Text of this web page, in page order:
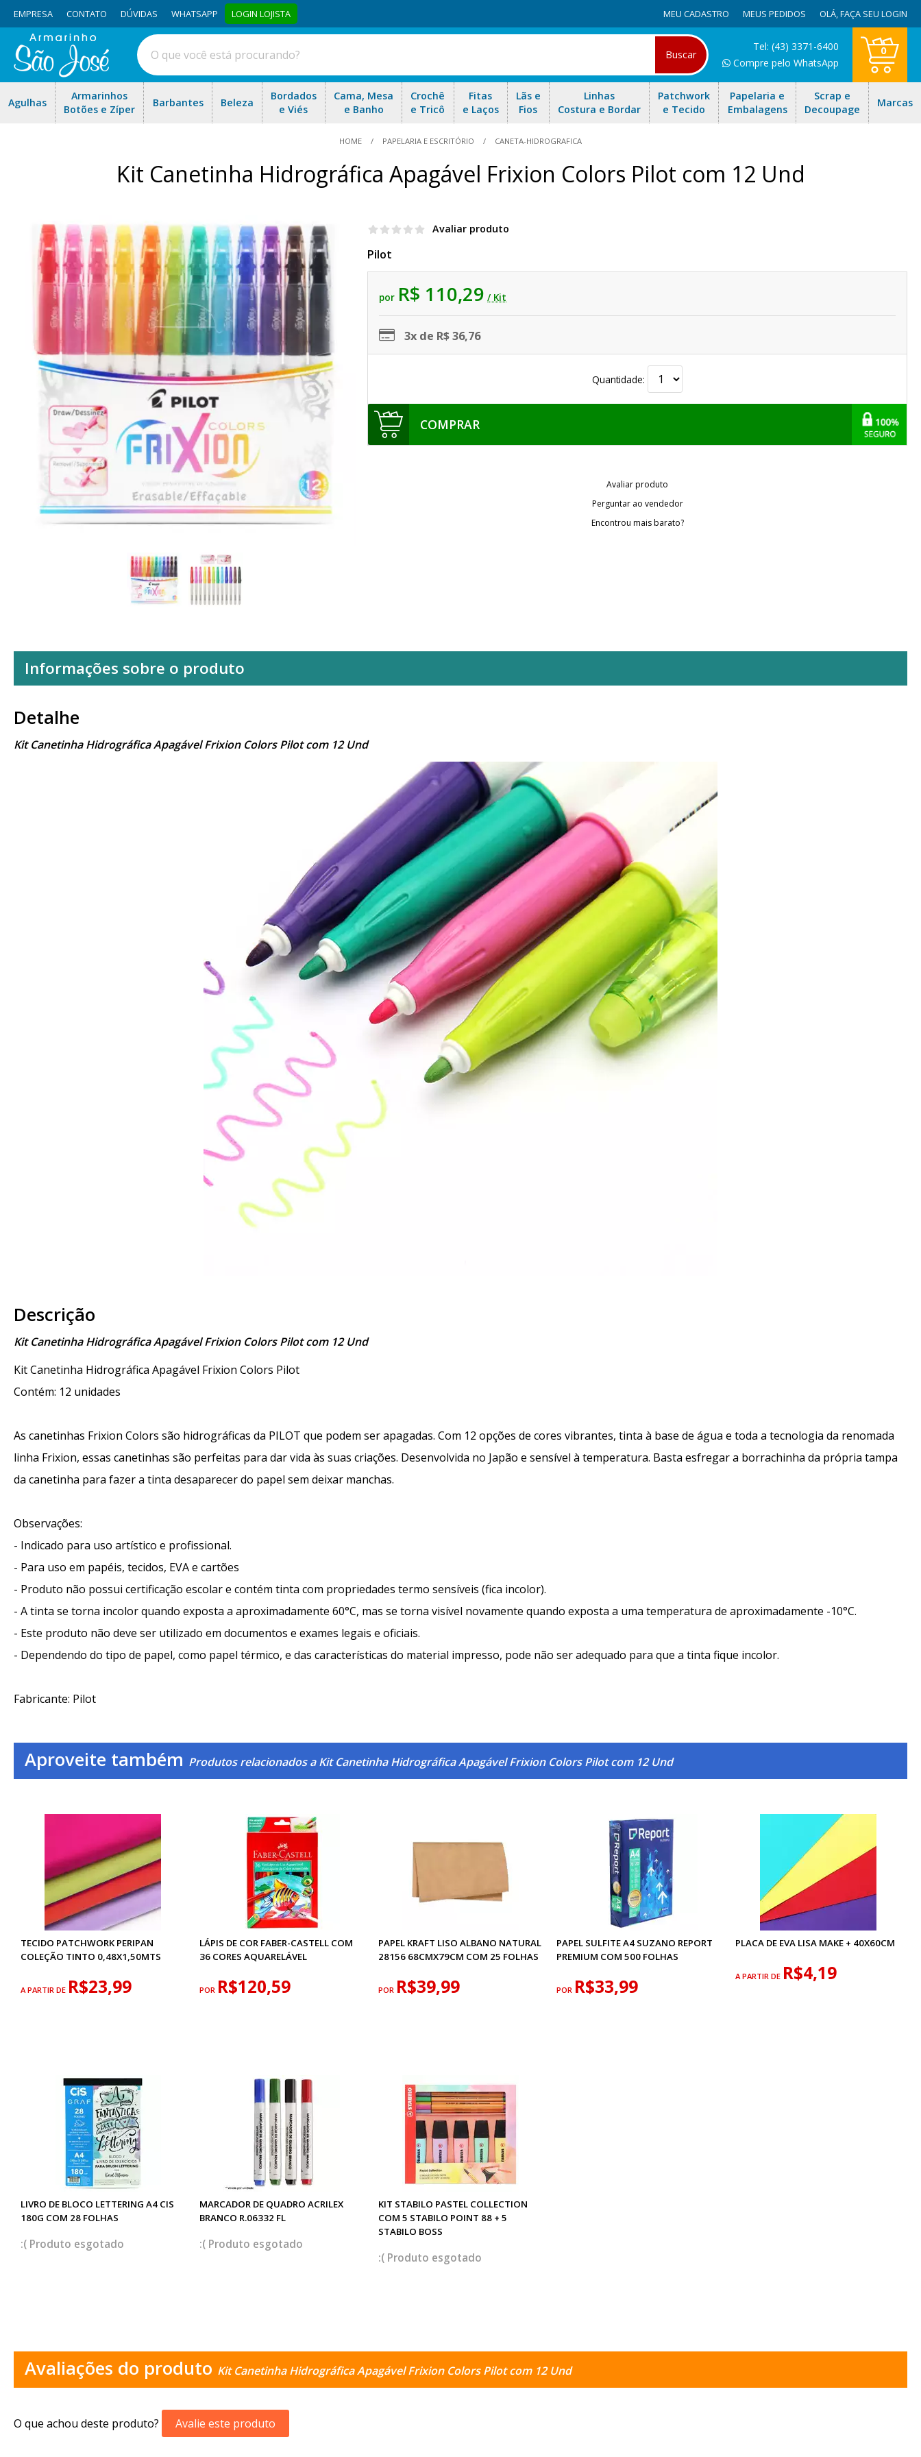
EMPRESA CONTATO DÚVIDAS WHATSAPP LOGIN LOJISTA MEU CADASTRO MEUS PEDIDOS OLÁ,FAÇA SEU LOGIN
Buscar
Tel: (43) 3371-6400
Compre pelo WhatsApp
0
Agulhas
Armarinhos
Botões e Zíper
Barbantes Beleza
Bordados
e Viés
Cama, Mesa
e Banho
Crochê
e Tricô
Fitas
e Laços
Lãs e
Fios
Linhas
Costura e Bordar
Patchwork
e Tecido
Papelaria e
Embalagens
Scrap e
Decoupage
Marcas
HOME PAPELARIA E ESCRITÓRIO CANETA-HIDROGRAFICA
Kit Canetinha Hidrográfica Apagável Frixion Colors Pilot com 12 Und
Avaliar produto
Pilot
por R$ 110,29 / Kit
3x de R$ 36,76
Quantidade:
COMPRAR
Avaliar produto
Perguntar ao vendedor
Encontrou mais barato?
Informações sobre o produto
Detalhe
Kit Canetinha Hidrográfica Apagável Frixion Colors Pilot com 12 Und
Descrição
Kit Canetinha Hidrográfica Apagável Frixion Colors Pilot com 12 Und
Kit Canetinha Hidrográfica Apagável Frixion Colors Pilot
Contém: 12 unidades
As canetinhas Frixion Colors são hidrográficas da PILOT que podem ser apagadas. Com 12 opções de cores vibrantes, tinta à base de água e toda a tecnologia da renomada
linha Frixion, essas canetinhas são perfeitas para dar vida às suas criações. Desenvolvida no Japão e sensível à temperatura. Basta esfregar a borrachinha da própria tampa
da canetinha para fazer a tinta desaparecer do papel sem deixar manchas.
Observações:
- Indicado para uso artístico e profissional.
- Para uso em papéis, tecidos, EVA e cartões
- Produto não possui certificação escolar e contém tinta com propriedades termo sensíveis (fica incolor).
- A tinta se torna incolor quando exposta a aproximadamente 60°C, mas se torna visível novamente quando exposta a uma temperatura de aproximadamente -10°C.
- Este produto não deve ser utilizado em documentos e exames legais e oficiais.
- Dependendo do tipo de papel, como papel térmico, e das características do material impresso, pode não ser adequado para que a tinta fique incolor.
Fabricante: Pilot
Aproveite também Produtos relacionados a Kit Canetinha Hidrográfica Apagável Frixion Colors Pilot com 12 Und
TECIDO PATCHWORK PERIPAN
COLEÇÃO TINTO 0,48X1,50MTS
A PARTIR DE R$23,99
LÁPIS DE COR FABER-CASTELL COM
36 CORES AQUARELÁVEL
POR R$120,59
PAPEL KRAFT LISO ALBANO NATURAL
28156 68CMX79CM COM 25 FOLHAS
POR R$39,99
PAPEL SULFITE A4 SUZANO REPORT
PREMIUM COM 500 FOLHAS
POR R$33,99
PLACA DE EVA LISA MAKE + 40X60CM
A PARTIR DE R$4,19
LIVRO DE BLOCO LETTERING A4 CIS
180G COM 28 FOLHAS
esgotado
MARCADOR DE QUADRO ACRILEX
BRANCO R.06332 FL
esgotado
KIT STABILO PASTEL COLLECTION
COM 5 STABILO POINT 88 + 5
STABILO BOSS
esgotado
Avaliações do produto Kit Canetinha Hidrográfica Apagável Frixion Colors Pilot com 12 Und
O que achou deste produto? Avalie este produto